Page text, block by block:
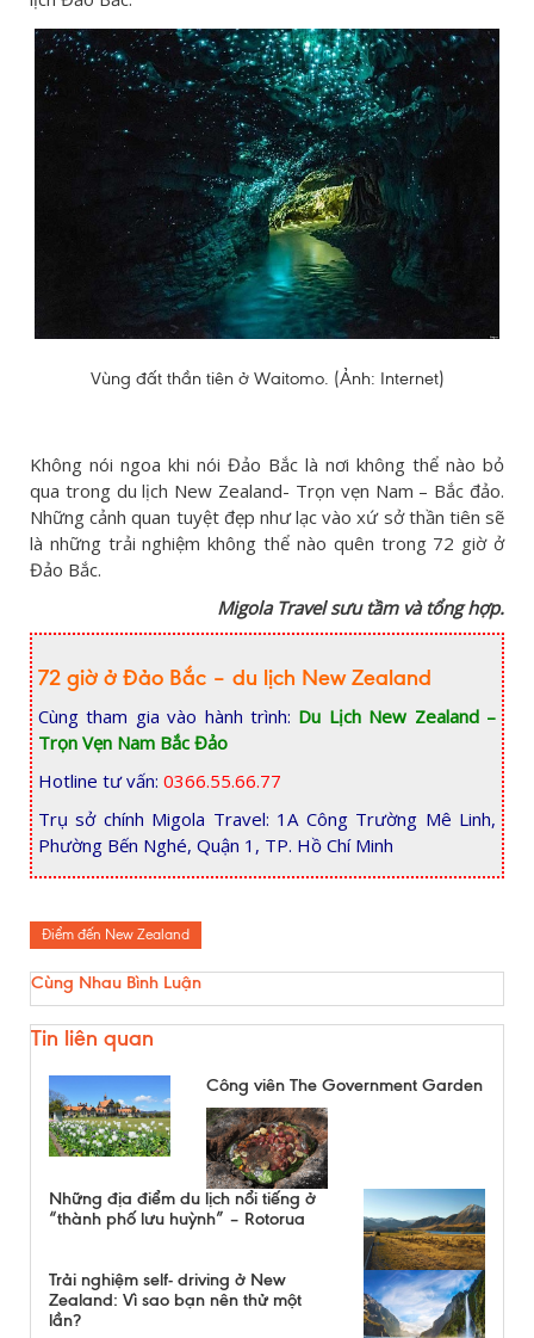
Vùng đất thần tiên ở Waitomo. (Ảnh: Internet)
Không nói ngoa khi nói Đảo Bắc là nơi không thể nào bỏ
qua trong du lịch New Zealand- Trọn vẹn Nam – Bắc đảo.
Những cảnh quan tuyệt đẹp như lạc vào xứ sở thần tiên sẽ
là những trải nghiệm không thể nào quên trong 72 giờ ở
Đảo Bắc.
Migola Travel sưu tầm và tổng hợp.
72 giờ ở Đảo Bắc – du lịch New Zealand
Cùng tham gia vào hành trình: Du Lịch New Zealand –
Trọn Vẹn Nam Bắc Đảo
Hotline tư vấn: 0366.55.66.77
Trụ sở chính Migola Travel: 1A Công Trường Mê Linh,
Phường Bến Nghé, Quận 1, TP. Hồ Chí Minh
Điểm đến New Zealand
Cùng Nhau Bình Luận
Tin liên quan
Công viên The Government Garden
Những địa điểm du lịch nổi tiếng ở
“thành phố lưu huỳnh” – Rotorua
Trải nghiệm self- driving ở New
Zealand: Vì sao bạn nên thử một
lần?